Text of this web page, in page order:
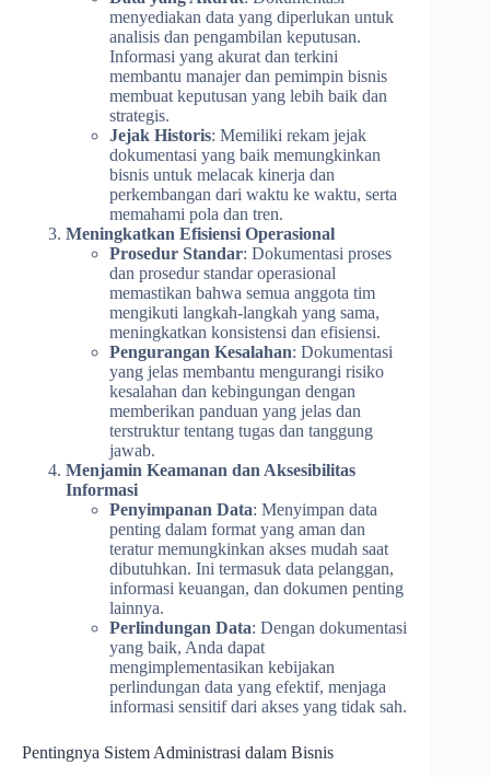
menyediakan data yang diperlukan untuk
analisis dan pengambilan keputusan.
Informasi yang akurat dan terkini
membantu manajer dan pemimpin bisnis
membuat keputusan yang lebih baik dan
strategis.
Jejak Historis: Memiliki rekam jejak
dokumentasi yang baik memungkinkan
bisnis untuk melacak kinerja dan
perkembangan dari waktu ke waktu, serta
memahami pola dan tren.
Meningkatkan Efisiensi Operasional
Prosedur Standar: Dokumentasi proses
dan prosedur standar operasional
memastikan bahwa semua anggota tim
mengikuti langkah-langkah yang sama,
meningkatkan konsistensi dan efisiensi.
Pengurangan Kesalahan: Dokumentasi
yang jelas membantu mengurangi risiko
kesalahan dan kebingungan dengan
memberikan panduan yang jelas dan
terstruktur tentang tugas dan tanggung
jawab.
Menjamin Keamanan dan Aksesibilitas
Informasi
Penyimpanan Data: Menyimpan data
penting dalam format yang aman dan
teratur memungkinkan akses mudah saat
dibutuhkan. Ini termasuk data pelanggan,
informasi keuangan, dan dokumen penting
lainnya.
Perlindungan Data: Dengan dokumentasi
yang baik, Anda dapat
mengimplementasikan kebijakan
perlindungan data yang efektif, menjaga
informasi sensitif dari akses yang tidak sah.
Pentingnya Sistem Administrasi dalam Bisnis